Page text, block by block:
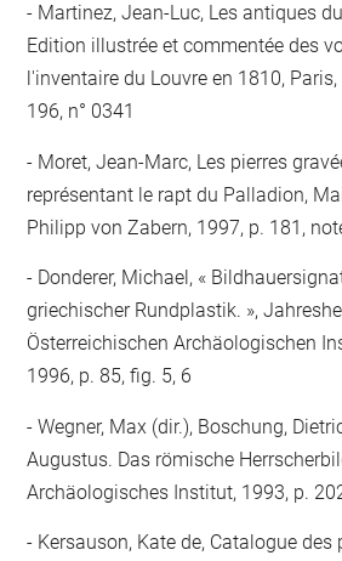
Martinez, Jean-Luc, Les antiques
Edition illustrée et commentée des
l'inventaire du Louvre en 1810,
196, n° 0341
Moret, Jean-Marc, Les pierres
représentant le rapt du Palladion,
Philipp von Zabern, 1997, p. 181,
Donderer, Michael, «
griechischer Rundplastik. »,
Österreichischen Archäologischen
1996, p. 85, fig. 5, 6
Wegner, Max (dir.), Boschung,
Augustus. Das römische
Archäologisches Institut, 1993, p.
Kersauson, Kate de, Catalogue